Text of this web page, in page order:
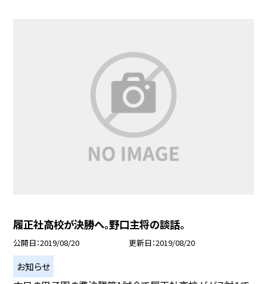
履正社高校が決勝へ。野口主将の談話。
公開日 2019/08/20 更新日 2019/08/20
お知らせ